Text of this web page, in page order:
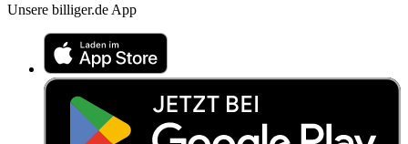
Unsere billiger.de App